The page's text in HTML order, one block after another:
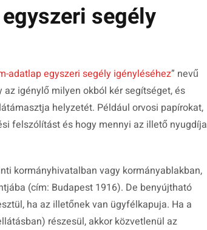
segély
adatlap egyszeri segély igényléséhez” nevű
igénylő milyen okból kér segítséget, és
helyzetét. Például orvosi papírokat,
felszólítást és hogy mennyi az illető nyugdíja
kormányhivatalban vagy kormányablakban,
(cím: Budapest 1916). De benyújtható
ha az illetőnek van ügyfélkapuja. Ha a
részesül, akkor közvetlenül az